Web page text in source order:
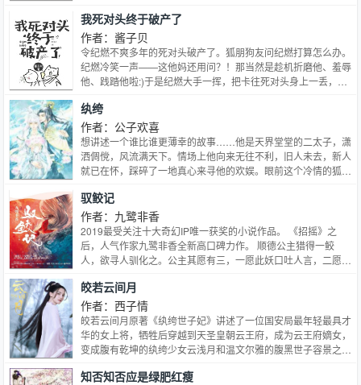
抬眼，声音清淡：“够了啊。”包间里，灯光半明半暗。孟盛楠低
着头喝可乐，渗进舌头上却又凉又苦。那时候，她还没意识到，
在后来竟会真的非他不可了。
我死对头终于破产了
作者：酱子贝
令纪燃不爽多年的死对头破产了。狐朋狗友问纪燃打算怎么办。
纪燃冷笑一声——这他妈还用问？！那当然是趁机折磨他、羞辱
他、践踏他啦:)于是纪燃大手一挥，把卡往死对头身上一丢，张
着身上的阵阵酸疼，想起昨晚受过的苦，挨过的‘打’和流过的
泪……日你妈。亏你妈大发了。狗比秦满，我杀了你。——【秦
满攻x纪燃受】
纨绔
作者：公子欢喜
想讲述一个谁比谁更薄幸的故事……他是天界堂堂的二太子，潇
洒倜傥，风流满天下。情场上他向来无往不利，旧人未去，新人
就已在怀，踩碎了一地真心来寻他的欢娱。眼前这个冷情的狐王
看，这张冷漠的面孔底下到底藏着怎样的艳色。狐狸，不就应该
是个妖媚的样子吗？他是狐族高傲冷漠的王，寡言少语，连亲生
弟弟也不愿亲近他。狼王的酒宴上是谁大胆地说了一句：「狐王
才是真绝色。」他瞇起眼仔细打量着眼前笑得一脸温柔深情的男
子。原来是他，众人皆知的风流太子。心中不由暗暗冷笑。狐
过，悔恨过。蹉跎过三百年的光阴，恍然回首，才惊觉，情爱二
字不过是问一句喜欢不喜欢………
驭鲛记
作者：九鹭非香
2019最受关注十大奇幻IP唯一获奖的小说作品。 《招摇》之
后，人气作家九鹭非香全新高口碑力作。 顺德公主猎得一鲛
人，欲寻人驯化之。公主其愿有三，一愿此妖口吐人言，二愿此
方驭妖山、南方驭妖谷与北方驭妖台，是天下仅存的四个允许拥
有驭妖能力的人生存的地方。而南方的驭妖谷，是天下驭妖师实
力最强之所在。 她是驭妖谷最厉害的驭妖师，却为一个鲛人迷
了心。
皎若云间月
作者：西子情
皎若云间月原著《纨绔世子妃》讲述了一位国安局最年轻最具才
华的女上将，牺牲后穿越到天圣皇朝云王府，成为云王府嫡女，
变成腹有乾坤的纨绔少女云浅月和温文尔雅的腹黑世子容景之间
知否知否应是绿肥红瘦